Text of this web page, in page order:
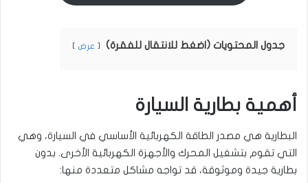
جدول المحتويات (اضغط للانتقال للفقرة) عرض
أهمية بطارية السيارة
البطارية هي مصدر الطاقة الكهربائية الأساسي في السيارة، وهي
التي تقوم بتشغيل المحرك والأجهزة الكهربائية الأخرى. بدون
بطارية جيدة وموثوقة، قد تواجه مشاكل متعددة منها: